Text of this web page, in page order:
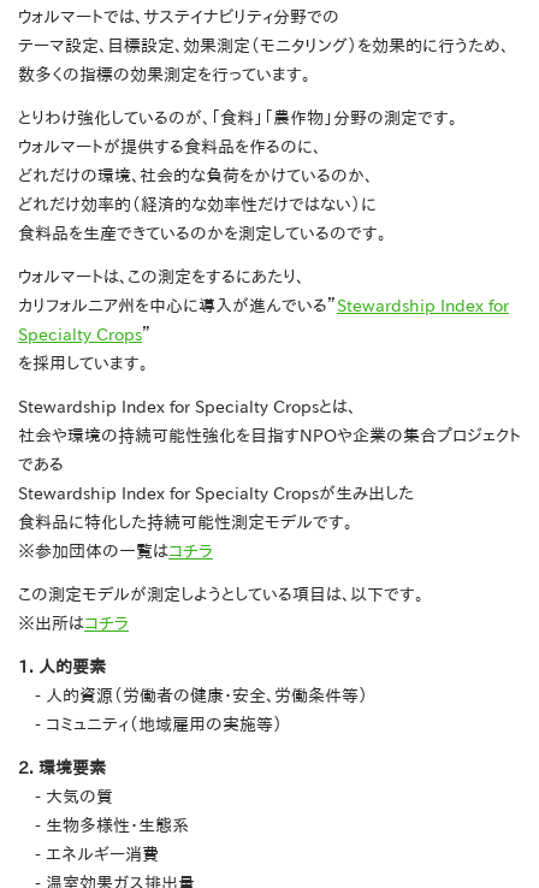
ウォルマートでは、サステイナビリティ分野での
テーマ設定、目標設定、効果測定（モニタリング）を効果的に行うため、
数多くの指標の効果測定を行っています。
とりわけ強化しているのが、「食料」「農作物」分野の測定です。
ウォルマートが提供する食料品を作るのに、
どれだけの環境、社会的な負荷をかけているのか、
どれだけ効率的（経済的な効率性だけではない）に
食料品を生産できているのかを測定しているのです。
ウォルマートは、この測定をするにあたり、
カリフォルニア州を中心に導入が進んでいる” Stewardship Index for
Specialty Crops”
を採用しています。
Stewardship Index for Specialty Cropsとは、
社会や環境の持続可能性強化を目指すNPOや企業の集合プロジェクト
である
Stewardship Index for Specialty Cropsが生み出した
食料品に特化した持続可能性測定モデルです。
※参加団体の一覧はコチラ
この測定モデルが測定しようとしている項目は、以下です。
※出所はコチラ
1. 人的要素
- 人的資源（労働者の健康・安全、労働条件等）
- コミュニティ（地域雇用の実施等）
2. 環境要素
- 大気の質
- 生物多様性・生態系
- エネルギー消費
- 温室効果ガス排出量